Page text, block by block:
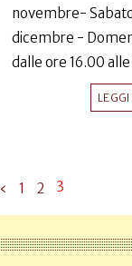
novembre-
dicembre -
dalle ore 16.00 alle
‹ 1 2 3